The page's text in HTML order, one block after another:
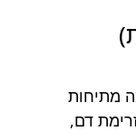
מתיחות
דם,